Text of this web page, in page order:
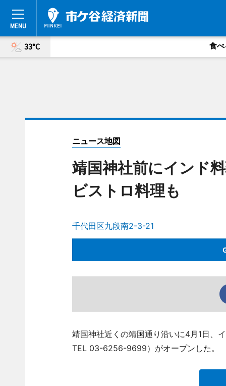
33°C 食べ
ニュース地図
靖国神社前にインド
ビストロ料理も
千代田区九段南2-3-21
靖国神社近くの靖国通り沿いに4月1日、
TEL 03-6256-9699）がオープンした。